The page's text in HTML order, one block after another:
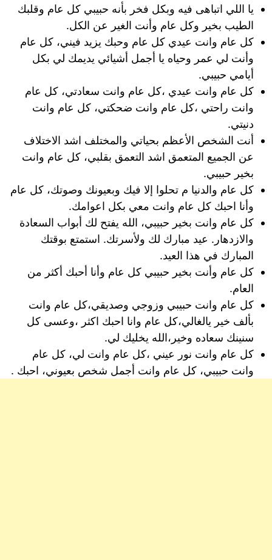
يا اللي اتباهى فيه وبكل فخر بأنه حبيبي كل عام وقلبك
الطيب بخير وكل عام وأنت الغير عن الكل.
كل عام وانت عيدي كل عام وحبك يزيد فيني، كل عام
وأنت لي عمر وحياه يا أجمل أشيائي يديمك لي بكل
أيامي حبيبي.
كل عام وانت عيدي ،كل عام وانت سعادتي، كل عام
وانت راحتي ،كل عام وانت ضحكتي، كل عام وانت
دنيتي.
أنت الشخص الأعظم بحياتي والمختلف اشد الاختلاف
عن الجميع المتعمق اشد التعمق بقلبي، كل عام وانت
بخير حبيبي.
كل عام والدنيا م تحلوا إلا فيك وبعيونك وصوتك، كل عام
وأنا احبك كل عام وانت معي بكل اعوامك.
كل عام وانت بخير حبيبي، الله يفتح لك أبواب السعادة
والازدهار. عيد مبارك لك ولأسرتك. استمتع بوقتك
المبارك في هذا العيد.
كل عام وأنت بخير حبيبي كل عام وأنا أحبك أكثر من
العام.
كل عام وانت حبيبي وزوجي وصديقي،كل عام وانت
بألف خير يالغالي،كل عام وانا احبك اكثر ،وعسى كل
سنينك سعاده وخير،الله يخليك لي.
كل عام وانت نور عيني ،كل عام وانت لي، كل عام
وانت حبيبي، كل عام وانت أجمل شخص بعيوني، احبك .